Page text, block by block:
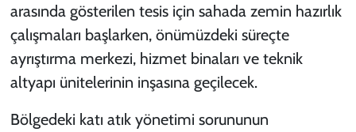
arasında gösterilen tesis için sahada zemin hazırlık
çalışmaları başlarken, önümüzdeki süreçte
ayrıştırma merkezi, hizmet binaları ve teknik
altyapı ünitelerinin inşasına geçilecek.
Bölgedeki katı atık yönetimi sorununun